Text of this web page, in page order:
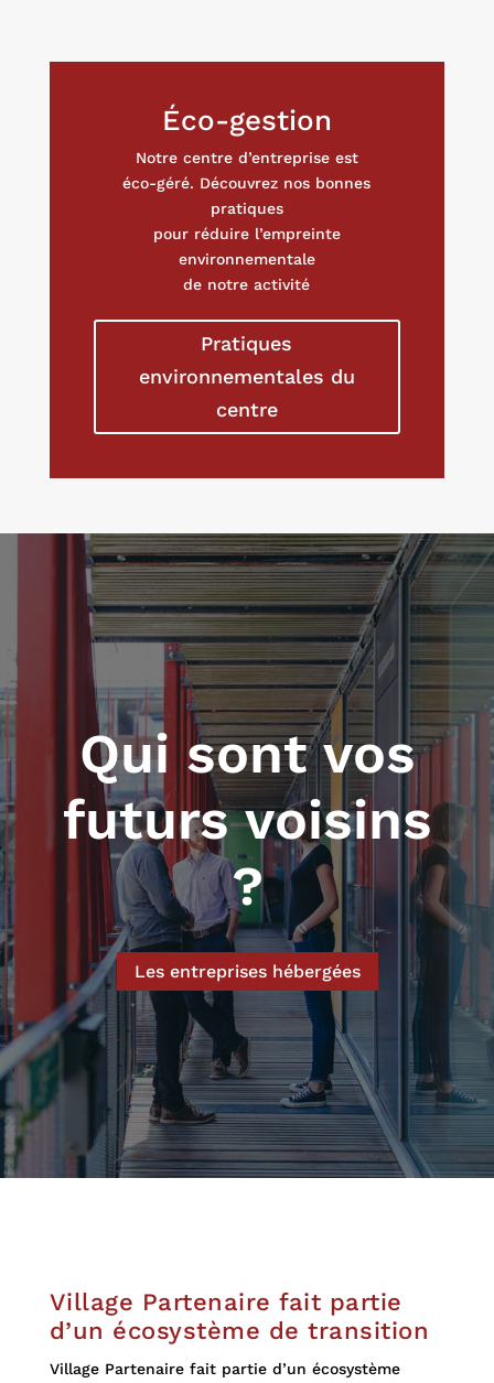
Éco-gestion
Notre centre d’entreprise est
éco-géré. Découvrez nos bonnes
pratiques
pour réduire l’empreinte
environnementale
de notre activité
Pratiques
environnementales du
centre
Qui sont vos
futurs voisins
?
Les entreprises hébergées
Village Partenaire fait partie
d’un écosystème de transition
Village Partenaire fait partie d’un écosystème